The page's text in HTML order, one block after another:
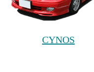
CYNOS